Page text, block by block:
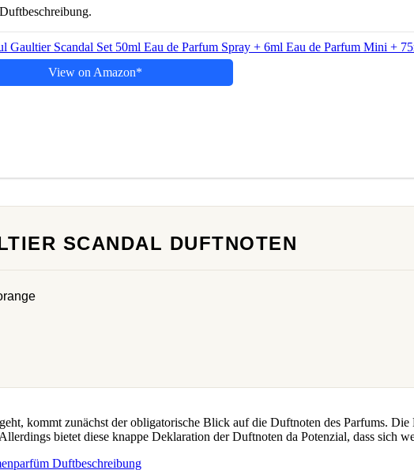
Gaultier Scandal Set 50ml Eau de Parfum Spray + 6ml Eau de Parfum Mini +
View on Amazon
SCANDAL DUFTNOTEN
kommt zunächst der obligatorische Blick auf die Duftnoten des Parfums.
bietet diese knappe Deklaration der Duftnoten da Potenzial, dass sich